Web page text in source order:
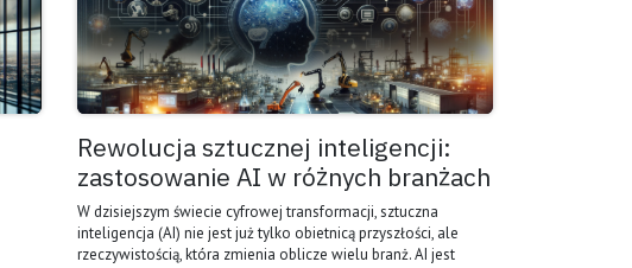
Rewolucja sztucznej inteligencji:
zastosowanie AI w różnych branżach
W dzisiejszym świecie cyfrowej transformacji, sztuczna
inteligencja (AI) nie jest już tylko obietnicą przyszłości, ale
rzeczywistością, która zmienia oblicze wielu branż. AI jest